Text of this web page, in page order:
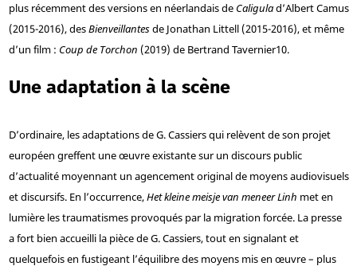
plus récemment des versions en néerlandais de Caligulad’Albert Camus
(2015-2016), desBienveillantesde Jonathan Littell (2015-2016), et même
d’un film : Coup de Torchon (2019) de Bertrand Tavernier10.
Une adaptation à la scène
D’ordinaire, les adaptations de G. Cassiers qui relèvent de son projet
européen greffent une œuvre existante sur un discours public
d’actualité moyennant un agencement original de moyens audiovisuels
et discursifs. En l’occurrence,Het kleine meisje van meneer Linh met en
lumière les traumatismes provoqués par la migration forcée. La presse
a fort bien accueilli la pièce de G. Cassiers, tout en signalant et
quelquefois en fustigeant l’équilibre des moyens mis en œuvre – plus